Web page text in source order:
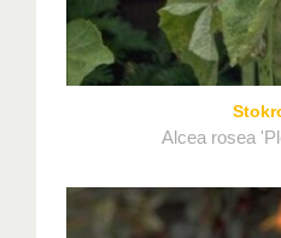
Alcea rosea